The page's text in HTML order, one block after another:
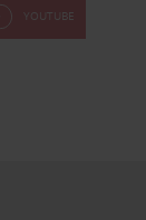
YOUTUBE